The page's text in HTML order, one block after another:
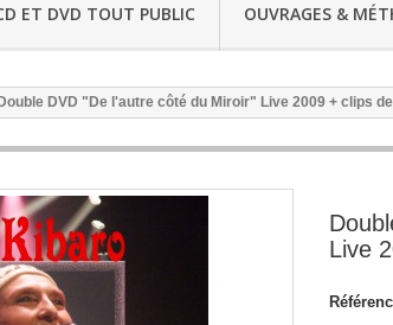
ET DVD TOUT PUBLIC OUVRAGES &
DVD "De l'autre côté du Miroir" Live 2009 + clips
Live